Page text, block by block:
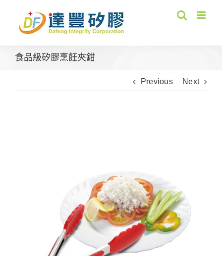
content
食品級矽膠烹飪夾鉗
Previous Next